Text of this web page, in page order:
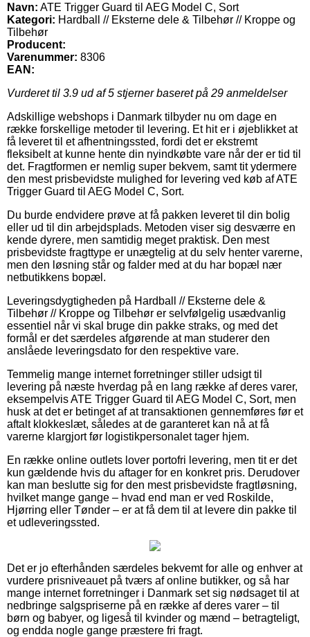
Navn: ATE Trigger Guard til AEG Model C, Sort
Kategori: Hardball // Eksterne dele & Tilbehør // Kroppe og
Tilbehør
Producent:
Varenummer: 8306
EAN:
Vurderet til 3.9 ud af 5 stjerner baseret på 29 anmeldelser
Adskillige webshops i Danmark tilbyder nu om dage en
række forskellige metoder til levering. Et hit er i øjeblikket at
få leveret til et afhentningssted, fordi det er ekstremt
fleksibelt at kunne hente din nyindkøbte vare når der er tid til
det. Fragtformen er nemlig super bekvem, samt tit ydermere
den mest prisbevidste mulighed for levering ved køb af ATE
Trigger Guard til AEG Model C, Sort.
Du burde endvidere prøve at få pakken leveret til din bolig
eller ud til din arbejdsplads. Metoden viser sig desværre en
kende dyrere, men samtidig meget praktisk. Den mest
prisbevidste fragttype er unægtelig at du selv henter varerne,
men den løsning står og falder med at du har bopæl nær
netbutikkens bopæl.
Leveringsdygtigheden på Hardball // Eksterne dele &
Tilbehør // Kroppe og Tilbehør er selvfølgelig usædvanlig
essentiel når vi skal bruge din pakke straks, og med det
formål er det særdeles afgørende at man studerer den
anslåede leveringsdato for den respektive vare.
Temmelig mange internet forretninger stiller udsigt til
levering på næste hverdag på en lang række af deres varer,
eksempelvis ATE Trigger Guard til AEG Model C, Sort, men
husk at det er betinget af at transaktionen gennemføres før et
aftalt klokkeslæt, således at de garanteret kan nå at få
varerne klargjort før logistikpersonalet tager hjem.
En række online outlets lover portofri levering, men tit er det
kun gældende hvis du aftager for en konkret pris. Derudover
kan man beslutte sig for den mest prisbevidste fragtløsning,
hvilket mange gange – hvad end man er ved Roskilde,
Hjørring eller Tønder – er at få dem til at levere din pakke til
et udleveringssted.
Det er jo efterhånden særdeles bekvemt for alle og enhver at
vurdere prisniveauet på tværs af online butikker, og så har
mange internet forretninger i Danmark set sig nødsaget til at
nedbringe salgspriserne på en række af deres varer – til
børn og babyer, og ligeså til kvinder og mænd – betragteligt,
og endda nogle gange præstere fri fragt.